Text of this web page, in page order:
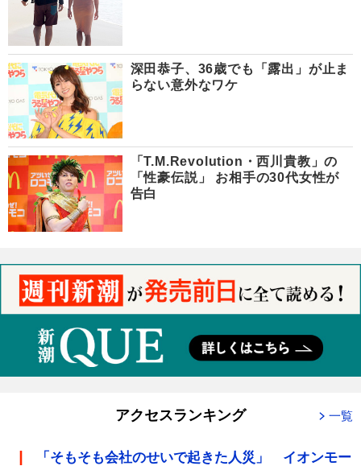
深田恭子、36歳でも「露出」が止ま
らない意外なワケ
「T.M.Revolution・西川貴教」の
「性豪伝説」 お相手の30代女性が
告白
アクセスランキング 一覧
「そもそも会社のせいで起きた人災」 イオンモー